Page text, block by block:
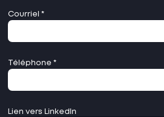
Courriel
Téléphone
Lien vers LinkedIn